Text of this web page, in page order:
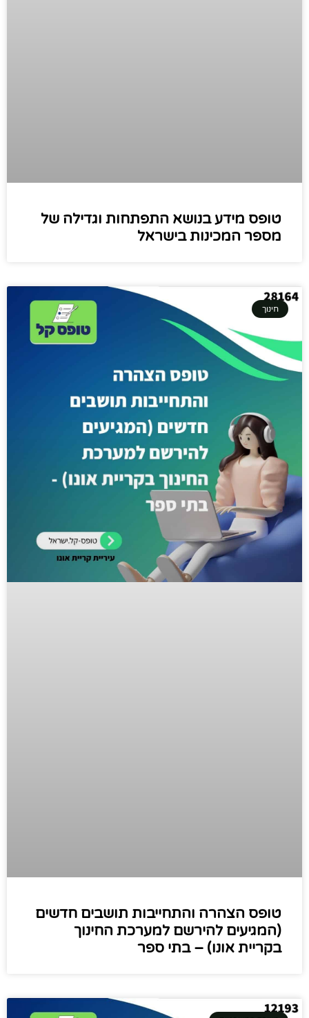
טופס מידע בנושא התפתחות וגדילה של
מספר המכינות בישראל
חינוך
טופס הצהרה והתחייבות תושבים חדשים
(המגיעים להירשם למערכת החינוך
בקריית אונו) – בתי ספר